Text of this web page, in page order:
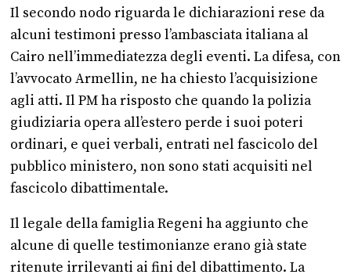
Il secondo nodo riguarda le dichiarazioni rese da
alcuni testimoni presso l’ambasciata italiana al
Cairo nell’immediatezza degli eventi. La difesa, con
l’avvocato Armellin, ne ha chiesto l’acquisizione
agli atti. Il PM ha risposto che quando la polizia
giudiziaria opera all’estero perde i suoi poteri
ordinari, e quei verbali, entrati nel fascicolo del
pubblico ministero, non sono stati acquisiti nel
fascicolo dibattimentale.
Il legale della famiglia Regeni ha aggiunto che
alcune di quelle testimonianze erano già state
ritenute irrilevanti ai fini del dibattimento. La